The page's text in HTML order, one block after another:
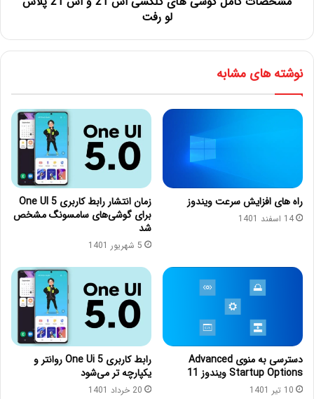
لو رفت
نوشته های مشابه
راه های افزایش سرعت ویندوز
14 اسفند 1401
زمان انتشار رابط کاربری One UI 5
برای گوشی‌های سامسونگ مشخص
شد
5 شهریور 1401
دسترسی به منوی Advanced
Startup Options ویندوز 11
10 تیر 1401
رابط کاربری One Ui 5 روانتر و
یکپارچه تر می‌شود
20 خرداد 1401